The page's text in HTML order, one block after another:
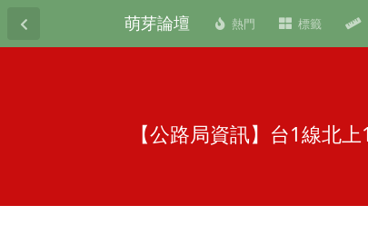
萌芽論壇 熱門 標籤
【公路局資訊】台1線北